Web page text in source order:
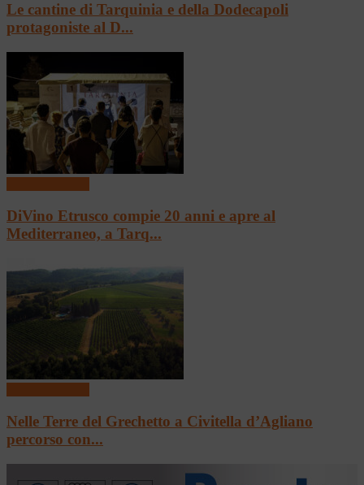
Le cantine di Tarquinia e della Dodecapoli
protagoniste al D...
DiVino Etrusco compie 20 anni e apre al
Mediterraneo, a Tarq...
Nelle Terre del Grechetto a Civitella d’Agliano
percorso con...